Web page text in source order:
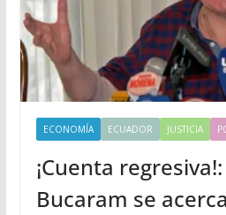
ECONOMÍA ECUADOR JUSTICIA
¡Cuenta
Bucaram se